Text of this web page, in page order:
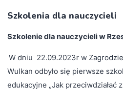
Szkolenia dla nauczycieli
Szkolenie dla nauczycieli w
W dniu 22.09.2023r w
Wulkan odbyło się pierwsze
edukacyjne „Jak przeciwdziałać